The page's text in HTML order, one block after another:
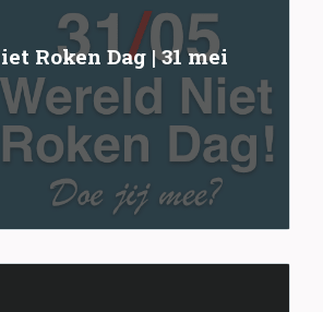
Roken Dag | 31 mei